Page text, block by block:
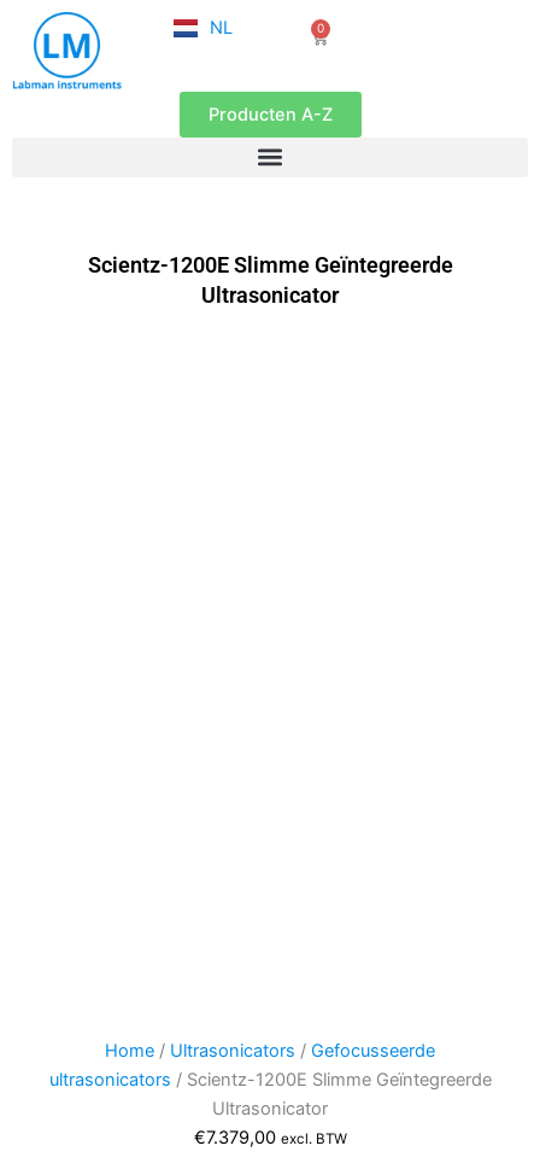
naar
NL
EN
0
Winkelwagen
Producten A-Z
Scientz-1200E Slimme Geïntegreerde
Ultrasonicator
Home / Ultrasonicators / Gefocusseerde
ultrasonicators / Scientz-1200E Slimme Geïntegreerde
Ultrasonicator
€7.379,00 excl. BTW